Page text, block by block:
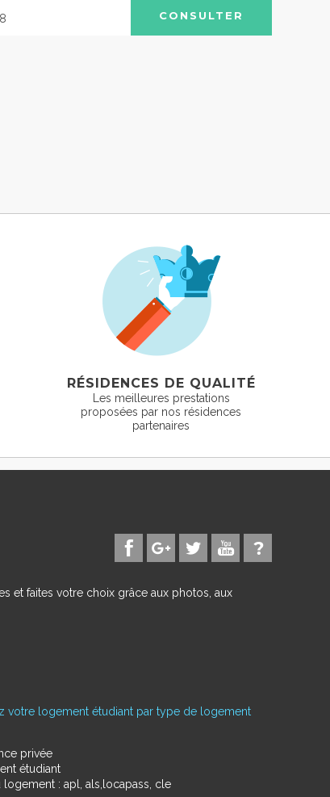
CONSULTER
RÉSIDENCES DE QUALITÉ
Les meilleures prestations
proposées par nos résidences
partenaires
et faites votre choix grâce aux photos, aux
votre logement étudiant par type de logement
privée
étudiant
logement : apl, als,locapass, cle